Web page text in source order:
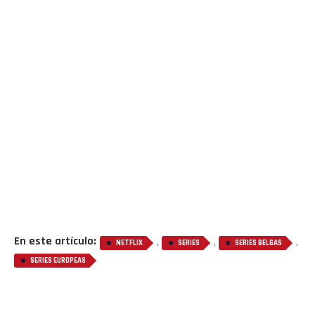
En este artículo: NETFLIX , SERIES , SERIES BELGAS ,
SERIES EUROPEAS